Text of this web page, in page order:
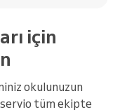
için
okulunuzun
tüm ekipte